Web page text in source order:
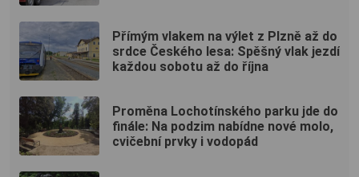
Přímým vlakem na výlet z Plzně až do
srdce Českého lesa: Spěšný vlak jezdí
každou sobotu až do října
Proměna Lochotínského parku jde do
finále: Na podzim nabídne nové molo,
cvičební prvky i vodopád